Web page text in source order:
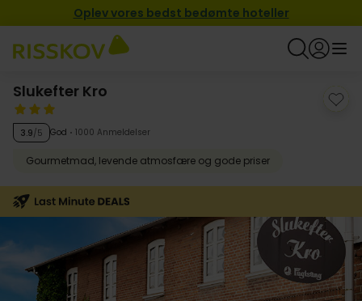
Oplev vores bedst bedømte hoteller
Slukefter Kro
3.9/5 God 1000 Anmeldelser
Gourmetmad, levende atmosfære og gode priser